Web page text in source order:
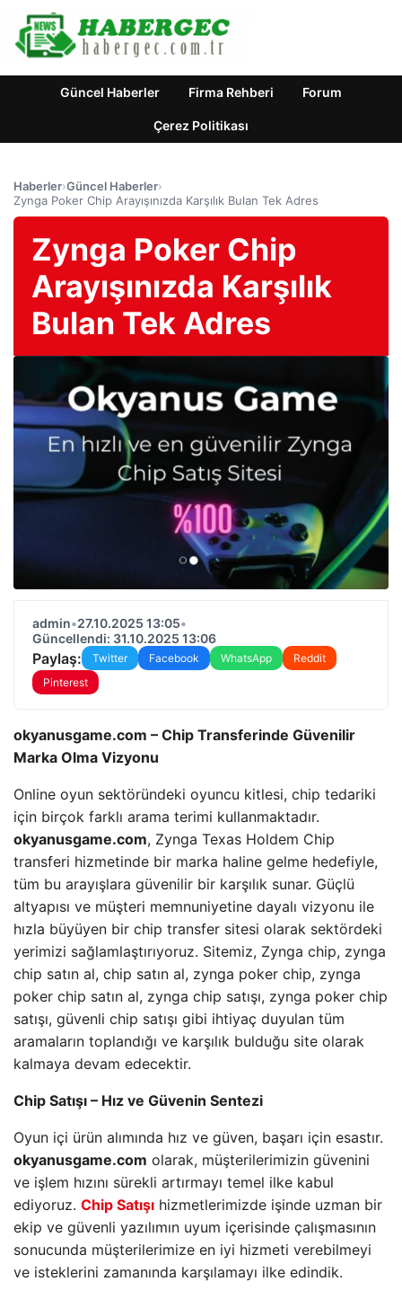
Güncel Haberler Firma Rehberi Forum
Çerez Politikası
Haberler›Güncel Haberler›
Zynga Poker Chip Arayışınızda Karşılık Bulan Tek Adres
Zynga Poker Chip
Arayışınızda Karşılık
Bulan Tek Adres
admin•27.10.2025 13:05•
Güncellendi: 31.10.2025 13:06
Paylaş: Twitter Facebook WhatsApp
Reddit
Pinterest
okyanusgame.com – Chip Transferinde Güvenilir
Marka Olma Vizyonu
Online oyun sektöründeki oyuncu kitlesi, chip tedariki
için birçok farklı arama terimi kullanmaktadır.
okyanusgame.com, Zynga Texas Holdem Chip
transferi hizmetinde bir marka haline gelme hedefiyle,
tüm bu arayışlara güvenilir bir karşılık sunar. Güçlü
altyapısı ve müşteri memnuniyetine dayalı vizyonu ile
hızla büyüyen bir chip transfer sitesi olarak sektördeki
yerimizi sağlamlaştırıyoruz. Sitemiz, Zynga chip, zynga
chip satın al, chip satın al, zynga poker chip, zynga
poker chip satın al, zynga chip satışı, zynga poker chip
satışı, güvenli chip satışı gibi ihtiyaç duyulan tüm
aramaların toplandığı ve karşılık bulduğu site olarak
kalmaya devam edecektir.
Chip Satışı – Hız ve Güvenin Sentezi
Oyun içi ürün alımında hız ve güven, başarı için esastır.
okyanusgame.com olarak, müşterilerimizin güvenini
ve işlem hızını sürekli artırmayı temel ilke kabul
ediyoruz. Chip Satışı hizmetlerimizde işinde uzman bir
ekip ve güvenli yazılımın uyum içerisinde çalışmasının
sonucunda müşterilerimize en iyi hizmeti verebilmeyi
ve isteklerini zamanında karşılamayı ilke edindik.